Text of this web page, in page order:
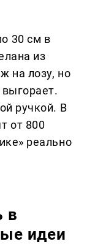
30 см в
из
на лозу, но
выгорает.
ручкой. В
от 800
реально
в
идеи